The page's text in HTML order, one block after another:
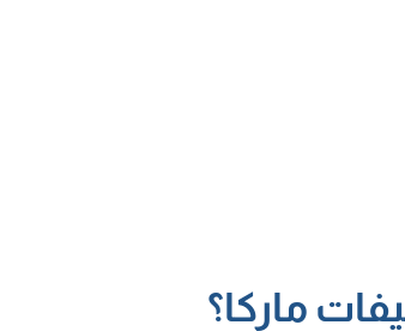
ماركا؟